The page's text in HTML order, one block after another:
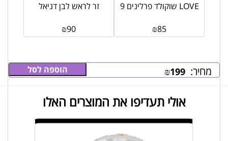
מחיר: ₪199 הוספה לסל
זר לראש לבן דניאל
₪90
שוקולד פרלינים 9 LOVE
₪85
אולי תעדיפו את המוצרים האלו